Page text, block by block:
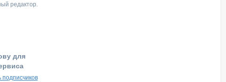
редактор.
для
подписчиков